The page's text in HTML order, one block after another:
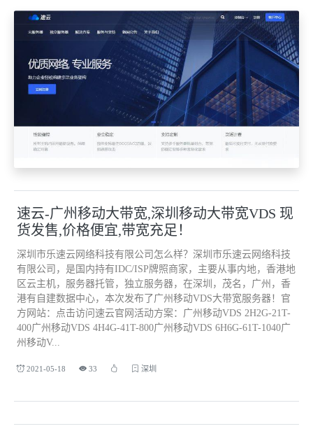
速云-广州移动大带宽,深圳移动大带宽VDS 现
货发售,价格便宜,带宽充足！
深圳市乐速云网络科技有限公司怎么样？深圳市乐速云网络科技
有限公司，是国内持有IDC/ISP牌照商家，主要从事内地，香港地
区云主机，服务器托管，独立服务器，在深圳，茂名，广州，香
港有自建数据中心，本次发布了广州移动VDS大带宽服务器！官
方网站：点击访问速云官网活动方案：广州移动VDS 2H2G-21T-
400广州移动VDS 4H4G-41T-800广州移动VDS 6H6G-61T-1040广
州移动V...
2021-05-18 33 深圳